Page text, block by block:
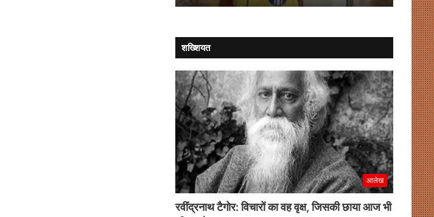
किले
चौकसी
जरूरी
:
प्रीतम
सिवाच
शख्शियत
आलेख
रवींद्रनाथ टैगोर: विचारों का वह वृक्ष, जिसकी छाया आज भी